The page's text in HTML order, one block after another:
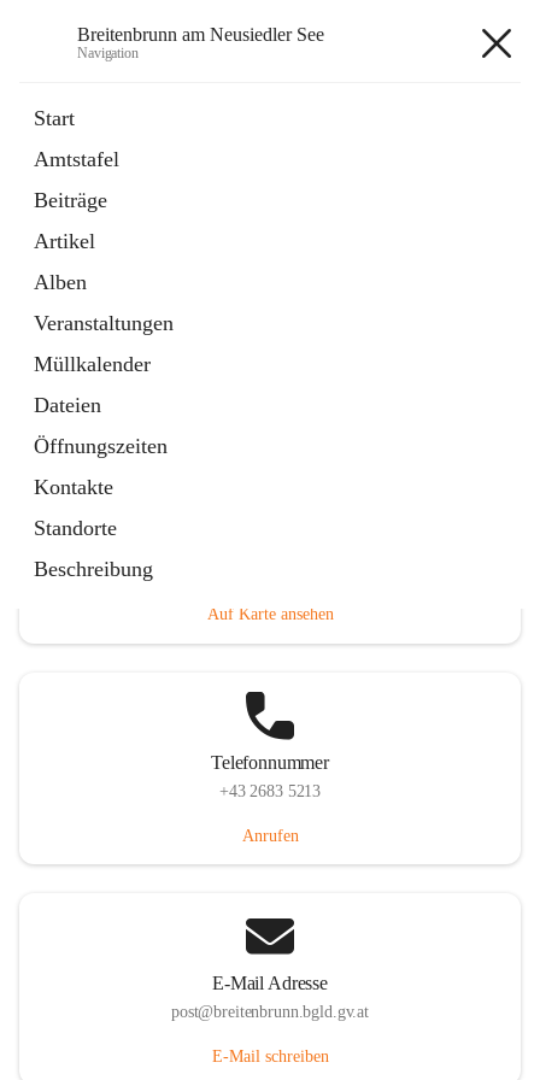
Breitenbrunn am Neusiedler See
Navigation
Start
Amtstafel
Beiträge
Artikel
Alben
Veranstaltungen
Müllkalender
Dateien
Öffnungszeiten
Kontakte
Standorte
Beschreibung
18 Schnellzugriffe
Gemeindeservice
Auf Karte ansehen
Telefonnummer
+43 2683 5213
Anrufen
E-Mail Adresse
post@breitenbrunn.bgld.gv.at
E-Mail schreiben